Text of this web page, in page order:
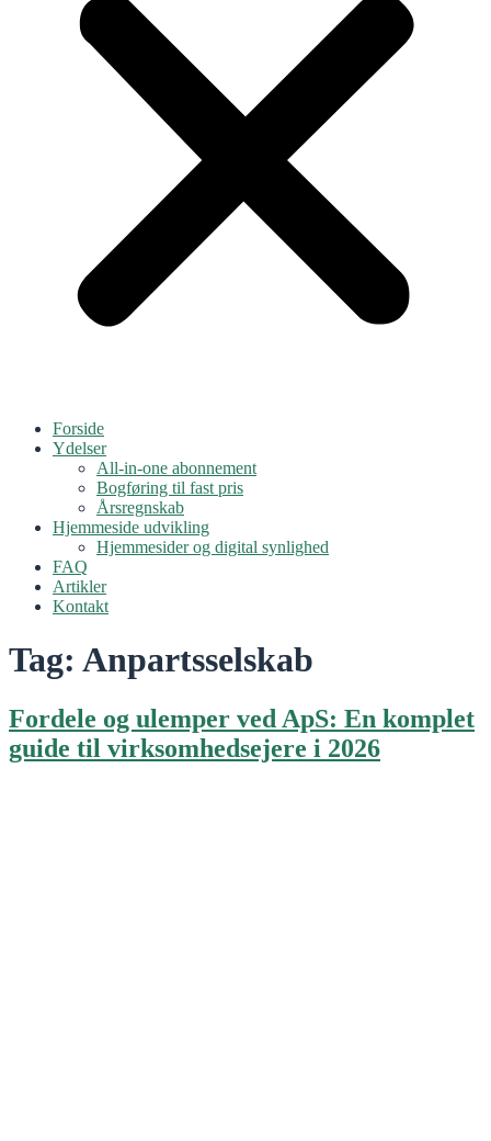
Forside
Ydelser
All-in-one abonnement
Bogføring til fast pris
Årsregnskab
Hjemmeside udvikling
Hjemmesider og digital synlighed
FAQ
Artikler
Kontakt
Tag: Anpartsselskab
Fordele og ulemper ved ApS: En komplet
guide til virksomhedsejere i 2026